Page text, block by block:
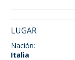
LUGAR
Nación:
Italia